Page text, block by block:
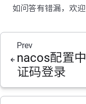
如问答有错漏，欢迎
Prev
nacos配置
证码登录